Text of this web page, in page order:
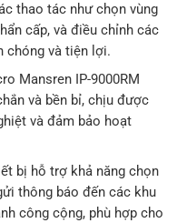
thao tác như chọn vùng
cấp, và điều chỉnh các
chóng và tiện lợi.
Mansren IP-9000RM
và bền bỉ, chịu được
và đảm bảo hoạt
bị hỗ trợ khả năng chọn
thông báo đến các khu
công cộng, phù hợp cho